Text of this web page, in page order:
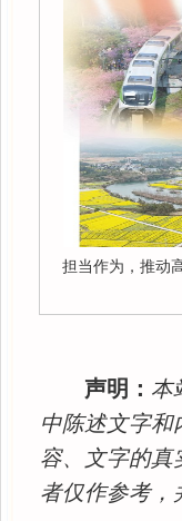
担当作为，推动
声明： 本
中陈述文字和
容、文字的真
者仅作参考，